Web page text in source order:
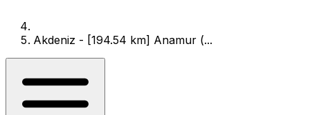
Akdeniz - [194.54 km] Anamur (...